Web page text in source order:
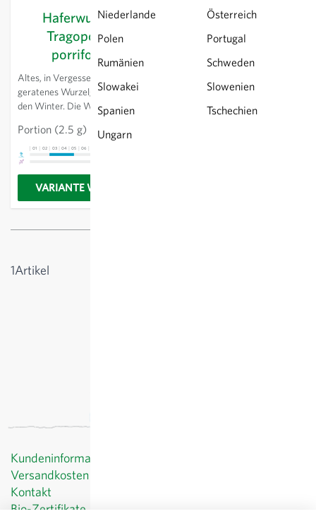
Niederlande
Österreich
Polen
Portugal
Rumänien
Schweden
Slowakei
Slowenien
Spanien
Tschechien
Ungarn
Haferwurzel -
Tragopogon
porrifolius
Altes, in Vergessenheit
geratenes Wurzelgemüse für
den Winter. Die Wurzeln
können gekocht, ähnlich wie
Schwarzwurzeln verwendet
werden. Im zweiten Jahr
erscheinen die dekorativen,
violetten Blüten.
CHF 4.36
Portion (2.5 g)
01 02 03 04 05 06
VARIANTE WÄHLEN
1Artikel
Kundeninformationen
Versandkosten
Kontakt
Bio-Zertifikate